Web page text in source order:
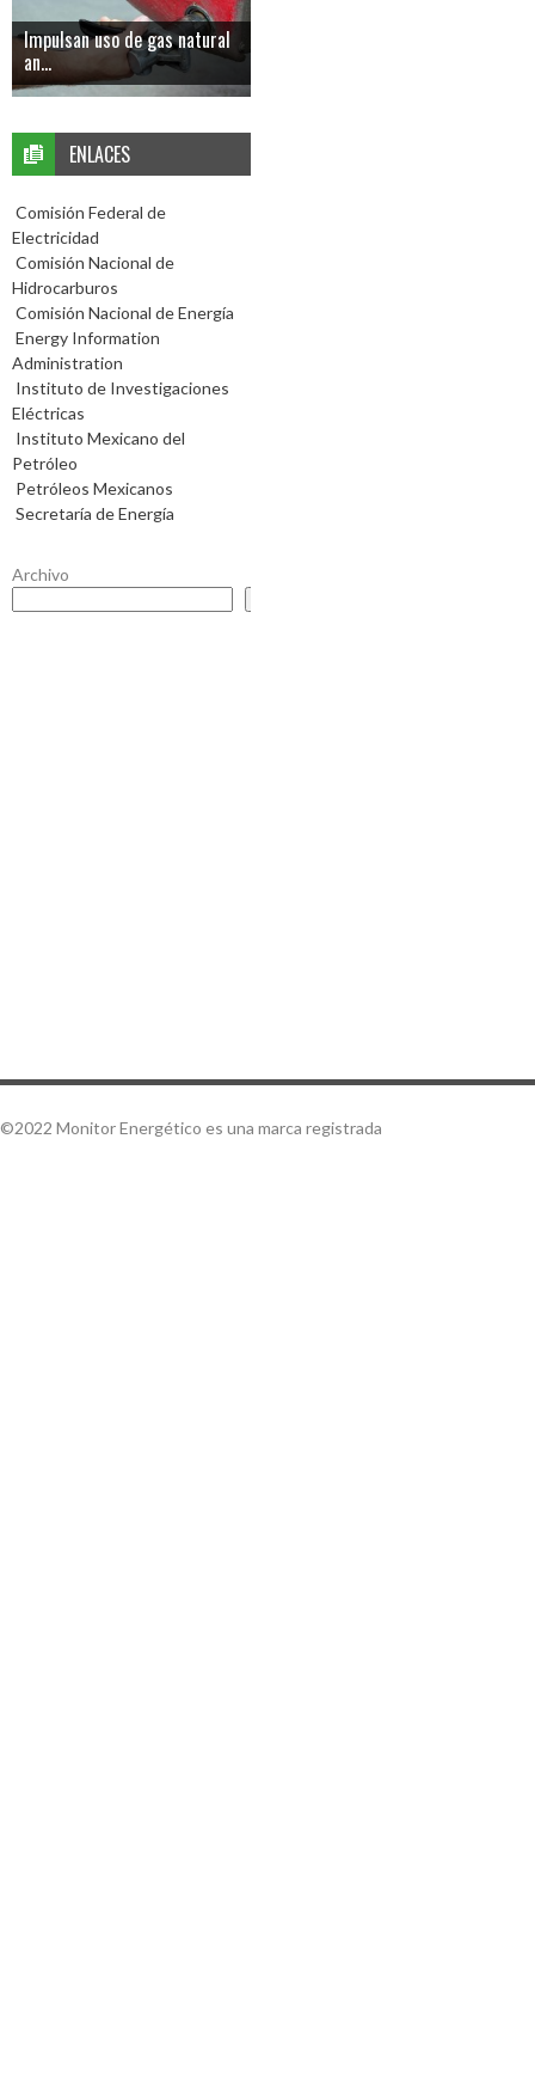
Impulsan uso de gas natural
an...
ENLACES
Comisión Federal de
Electricidad
Comisión Nacional de
Hidrocarburos
Comisión Nacional de Energía
Energy Information
Administration
Instituto de Investigaciones
Eléctricas
Instituto Mexicano del
Petróleo
Petróleos Mexicanos
Secretaría de Energía
Archivo
©2022 Monitor Energético es una marca registrada